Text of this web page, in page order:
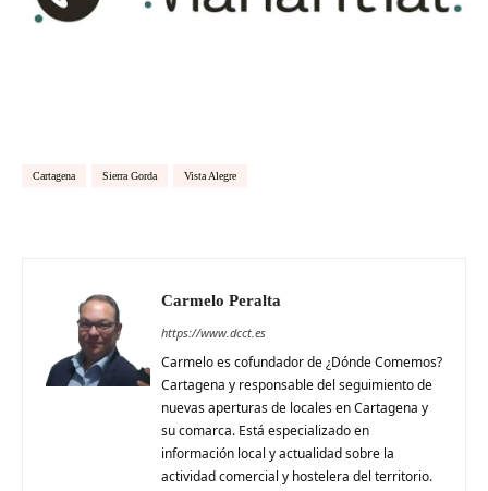
Cartagena Sierra Gorda Vista Alegre
Carmelo Peralta
https://www.dcct.es
Carmelo es cofundador de ¿Dónde Comemos?
Cartagena y responsable del seguimiento de
nuevas aperturas de locales en Cartagena y
su comarca. Está especializado en
información local y actualidad sobre la
actividad comercial y hostelera del territorio.